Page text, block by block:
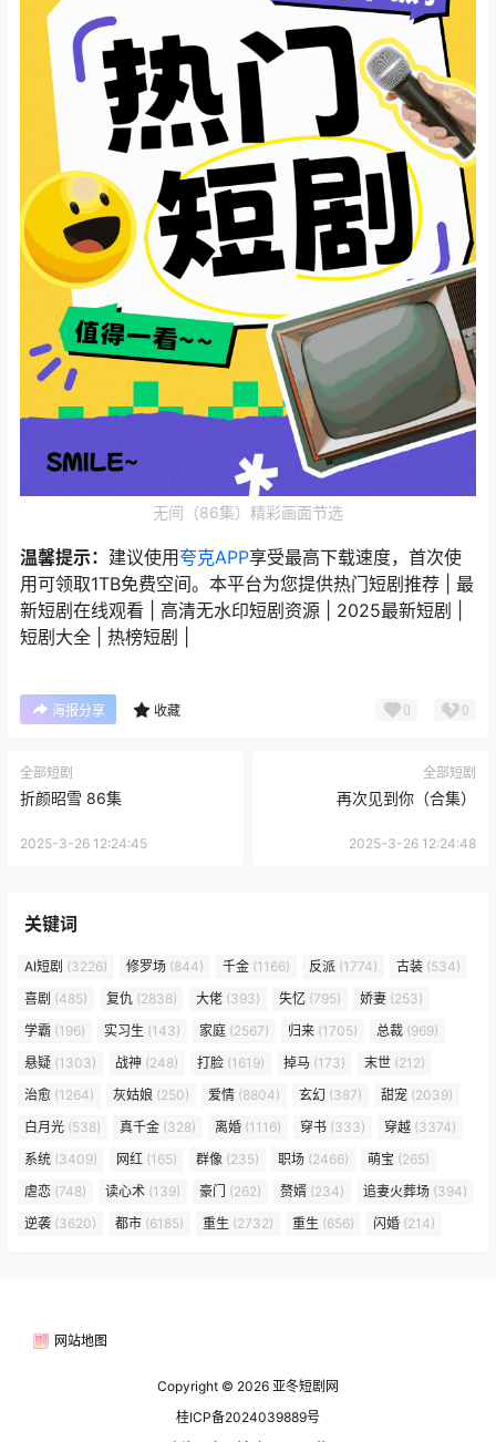
无间（86集）精彩画面节选
温馨提示： 建议使用夸克APP享受最高下载速度，首次使
用可领取1TB免费空间。本平台为您提供热门短剧推荐 | 最
新短剧在线观看 | 高清无水印短剧资源 | 2025最新短剧 |
短剧大全 | 热榜短剧 |
海报分享 收藏 0 0
全部短剧
折颜昭雪 86集
2025-3-26 12:24:45
全部短剧
再次见到你（合集）
2025-3-26 12:24:48
关键词
AI短剧 (3226) 修罗场 (844) 千金 (1166) 反派 (1774) 古装 (534)
喜剧 (485) 复仇 (2838) 大佬 (393) 失忆 (795) 娇妻 (253)
学霸 (196) 实习生 (143) 家庭 (2567) 归来 (1705) 总裁 (969)
悬疑 (1303) 战神 (248) 打脸 (1619) 掉马 (173) 末世 (212)
治愈 (1264) 灰姑娘 (250) 爱情 (8804) 玄幻 (387) 甜宠 (2039)
白月光 (538) 真千金 (328) 离婚 (1116) 穿书 (333) 穿越 (3374)
系统 (3409) 网红 (165) 群像 (235) 职场 (2466) 萌宝 (265)
虐恋 (748) 读心术 (139) 豪门 (262) 赘婿 (234) 追妻火葬场 (394)
逆袭 (3620) 都市 (6185) 重生 (2732) 重生 (656) 闪婚 (214)
网站地图
Copyright © 2026 亚冬短剧网
桂ICP备2024039889号